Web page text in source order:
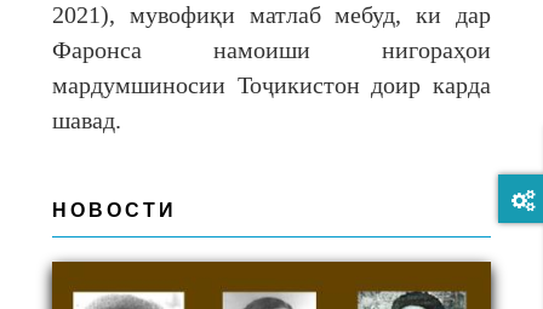
2021), мувофиқи матлаб мебуд, ки дар
Фаронса намоиши нигораҳои
мардумшиносии Тоҷикистон доир карда
шавад.
НОВОСТИ